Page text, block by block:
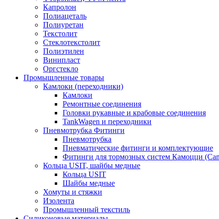
Капролон
Полиацеталь
Полиуретан
Текстолит
Стеклотекстолит
Полиэтилен
Винипласт
Оргстекло
Промышленные товары
Камлоки (переходники)
Камлоки
Ремонтные соединения
Головки рукавные и крабовые соединения
TankWagen и переходники
Пневмотрубка Фитинги
Пневмотрубка
Пневматические фитинги и комплектующие
Фитинги для тормозных систем Камоцци
Кольца USIT, шайбы медные
Кольца USIT
Шайбы медные
Хомуты и стяжки
Изолента
Промышленный текстиль